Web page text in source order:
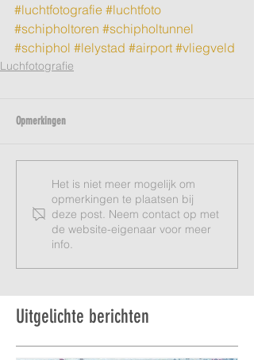
#luchtfotografie #luchtfoto
#schipholtoren #schipholtunnel
#schiphol #lelystad #airport #vliegveld
Luchfotografie
Opmerkingen
Het is niet meer mogelijk om
opmerkingen te plaatsen bij
deze post. Neem contact op met
de website-eigenaar voor meer
info.
Uitgelichte berichten